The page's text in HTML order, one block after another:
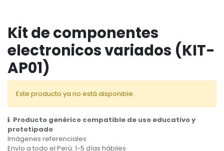
Kit de componentes
electronicos variados (KIT-
AP01)
Este producto ya no está disponible.
Producto genérico compatible de uso educativo y
prototipado
Imágenes referenciales
Envío a todo el Perú: 1-5 días hábiles